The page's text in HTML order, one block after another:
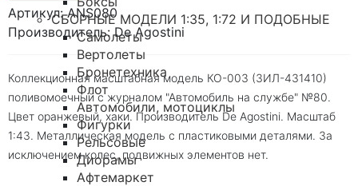
СБОРНЫЕ МОДЕЛИ 1:35, 1:72 И ПОДОБНЫЕ
Самолеты
Вертолеты
Бронетехника
Флот
Автомобили, мотоциклы
Фигурки
Рельсовые
Диорамы
Афтемаркет
Артикул: ANS080
Производитель: De Agostini
Коллекционная масштабная модель КО-003 (ЗИЛ-431410)
поливомоечный с журналом "Автомобиль на службе" №80.
Цвет оранжевый, хаки. Производитель De Agostini. Масштаб
1:43. Металлическая модель с пластиковыми деталями. За
исключением колес, подвижных элементов нет.